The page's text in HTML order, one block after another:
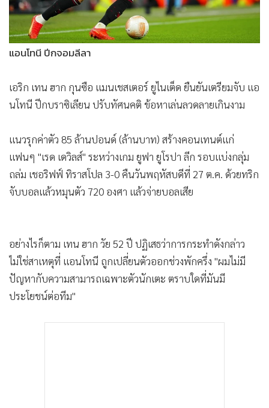
• กีฬา
• ต่างประเทศ
• Special Scoop
• จีน
• ชุมชน-คุณภาพชีวิต
• Motoring
• เกม
• วิทยาศาสตร์
• SMEs
อินโดจีน
• กองทุนรวม
•
Celeb Online
Factcheck
แอนโทนี ปีกจอมลีลา
เอริก เทน ฮาก กุนซือ แมนเชสเตอร์ ยูไนเต็ด ยืนยันเตรียมจับ แอ
นโทนี ปีกบราซิเลียน ปรับทัศนคติ ข้อหาเล่นลวดลายเกินงาม
แนวรุกค่าตัว 85 ล้านปอนด์ (ล้านบาท) สร้างคอนเทนต์แก่
แฟนๆ "เรด เดวิลส์" ระหว่างเกม ยูฟา ยูโรปา ลีก รอบแบ่งกลุ่ม
ถล่ม เชอริฟฟ์ ทิราสโปล 3-0 คืนวันพฤหัสบดีที่ 27 ต.ค. ด้วยทริก
จับบอลแล้วหมุนตัว 720 องศา แล้วจ่ายบอลเสีย
อย่างไรก็ตาม เทน ฮาก วัย 52 ปี ปฏิเสธว่าการกระทำดังกล่าว
ไม่ใช่สาเหตุที่ แอนโทนี ถูกเปลี่ยนตัวออกช่วงพักครึ่ง "ผมไม่มี
ปัญหากับความสามารถเฉพาะตัวนักเตะ ตราบใดที่มันมี
ประโยชน์ต่อทีม"